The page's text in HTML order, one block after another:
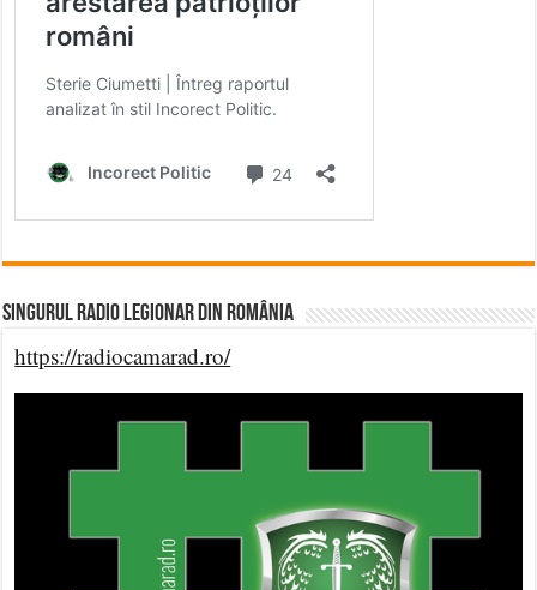
Singurul Radio Legionar din România
https://radiocamarad.ro/